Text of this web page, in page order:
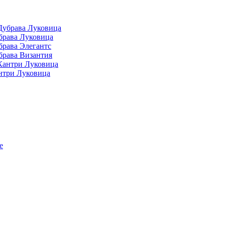
Луковица
Луковица
Элегантс
Византия
Луковица
Луковица